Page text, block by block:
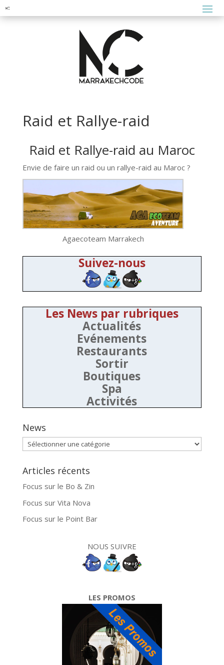
Raid et Rallye-raid
Raid et Rallye-raid au Maroc
Envie de faire un raid ou un rallye-raid au Maroc ?
Agaecoteam Marrakech
Suivez-nous
Les News par rubriques
Actualités
Evénements
Restaurants
Sortir
Boutiques
Spa
Activités
News
News
Articles récents
Focus sur le Bo & Zin
Focus sur Vita Nova
Focus sur le Point Bar
NOUS SUIVRE
LES PROMOS